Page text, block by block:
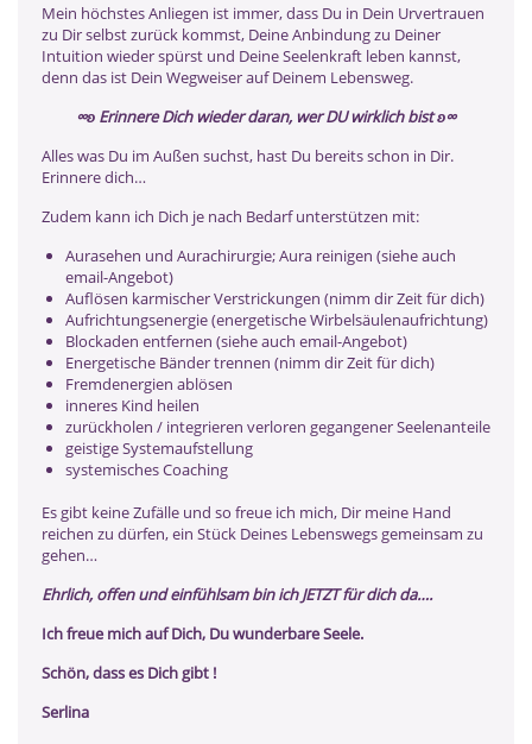
Mein höchstes Anliegen ist immer, dass Du in Dein Urvertrauen
zu Dir selbst zurück kommst, Deine Anbindung zu Deiner
Intuition wieder spürst und Deine Seelenkraft leben kannst,
denn das ist Dein Wegweiser auf Deinem Lebensweg.
∞ʚ Erinnere Dich wieder daran, wer DU wirklich bist ʚ∞
Alles was Du im Außen suchst, hast Du bereits schon in Dir.
Erinnere dich…
Zudem kann ich Dich je nach Bedarf unterstützen mit:
Aurasehen und Aurachirurgie; Aura reinigen (siehe auch
email-Angebot)
Auflösen karmischer Verstrickungen (nimm dir Zeit für dich)
Aufrichtungsenergie (energetische Wirbelsäulenaufrichtung)
Blockaden entfernen (siehe auch email-Angebot)
Energetische Bänder trennen (nimm dir Zeit für dich)
Fremdenergien ablösen
inneres Kind heilen
zurückholen / integrieren verloren gegangener Seelenanteile
geistige Systemaufstellung
systemisches Coaching
Es gibt keine Zufälle und so freue ich mich, Dir meine Hand
reichen zu dürfen, ein Stück Deines Lebenswegs gemeinsam zu
gehen…
Ehrlich, offen und einfühlsam bin ich JETZT für dich da….
Ich freue mich auf Dich, Du wunderbare Seele.
Schön, dass es Dich gibt !
Serlina